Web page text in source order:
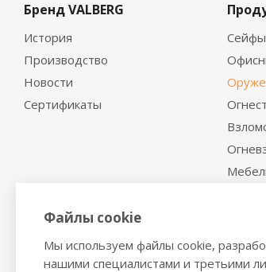
Бренд VALBERG
История
Производство
Новости
Сертификаты
Файлы cookie
Мы используем файлы cookie,
нашими специалистами и третьими